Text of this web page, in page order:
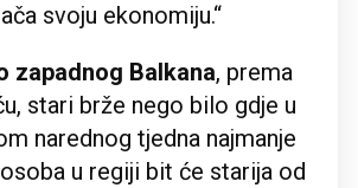
svoju ekonomiju.“
zapadnog Balkana, prema
stari brže nego bilo gdje u
narednog tjedna najmanje
u regiji bit će starija od